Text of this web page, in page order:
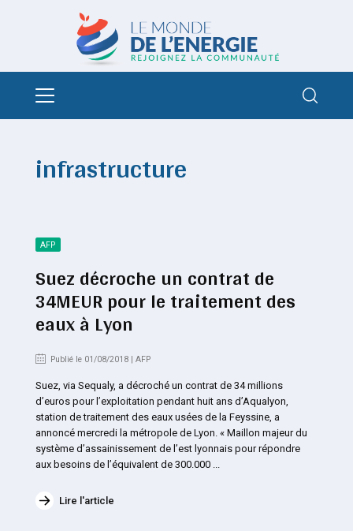
infrastructure
AFP
Suez décroche un contrat de
34MEUR pour le traitement des
eaux à Lyon
Publié le 01/08/2018 | AFP
Suez, via Sequaly, a décroché un contrat de 34 millions
d’euros pour l’exploitation pendant huit ans d’Aqualyon,
station de traitement des eaux usées de la Feyssine, a
annoncé mercredi la métropole de Lyon. « Maillon majeur du
système d’assainissement de l’est lyonnais pour répondre
aux besoins de l’équivalent de 300.000 ...
Lire l'article